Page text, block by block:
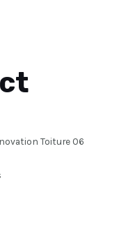
Toiture 06